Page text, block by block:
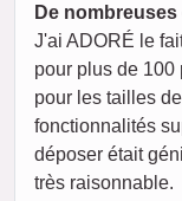
De
J'ai ADORÉ le
pour plus de 100
pour les tailles
fonctionnalités
déposer était
très raisonnable.